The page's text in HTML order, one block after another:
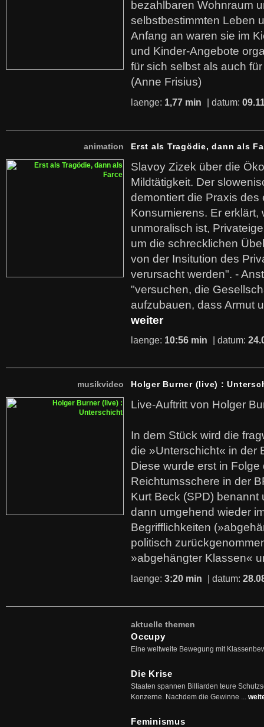
bezahlbaren Wohnraum
selbstbestimmten Leben
Anfang an waren sie im
und Kinder-Angebote
für sich selbst als auch
(Anne Frisius)
laenge: 1,77 min | datum:
animation Erst als Tragödie, dann als
Slavoy Zizek über die
Mildtätigkeit. Der
demontiert die Praxis des
Konsumierens. Er erklärt,
unmoralisch ist,
um die schrecklichen
von der Insitution des
verursacht werden". -
"versuchen, die
aufzubauen, dass Armut
weiter
laenge: 10:56 min | datum:
musikvideo Holger Burner (live) :
Live-Auftritt von Holger
In dem Stück wird die
die »Unterschicht« in der
Diese wurde erst in
Reichtumsschere in der
Kurt Beck (SPD)
dann umgehend wieder
Begrifflichkeiten
politisch
»abgehängter Klassen«
laenge: 3:20 min | datum:
aktuelle themen
Occupy
Eine weltweite Bewegung mit
Die Krise
Staaten spannen Billiarden teure
Konzerne. Nachdem die Gewinne ...
Feminismus